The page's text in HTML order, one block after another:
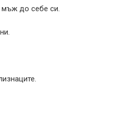
мъж до себе си.